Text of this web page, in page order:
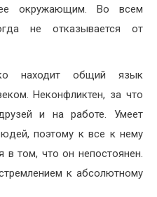
окружающим. Во всем
не отказывается от
находит общий язык
Неконфликтен, за что
и на работе. Умеет
поэтому к все к нему
в том, что он непостоянен.
к абсолютному